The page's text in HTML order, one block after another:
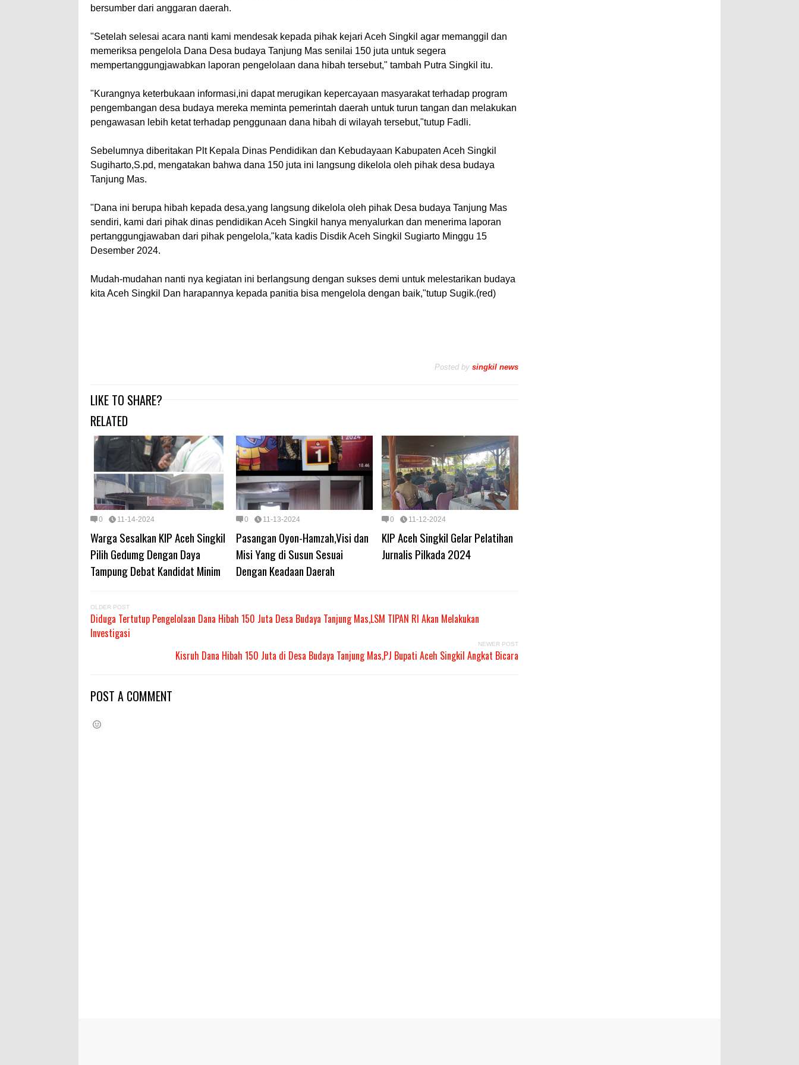
bersumber dari anggaran daerah.
"Setelah selesai acara nanti kami mendesak kepada pihak kejari Aceh Singkil agar memanggil dan
memeriksa pengelola Dana Desa budaya Tanjung Mas senilai 150 juta untuk segera
mempertanggungjawabkan laporan pengelolaan dana hibah tersebut," tambah Putra Singkil itu.
"Kurangnya keterbukaan informasi,ini dapat merugikan kepercayaan masyarakat terhadap program
pengembangan desa budaya mereka meminta pemerintah daerah untuk turun tangan dan melakukan
pengawasan lebih ketat terhadap penggunaan dana hibah di wilayah tersebut,"tutup Fadli.
Sebelumnya diberitakan Plt Kepala Dinas Pendidikan dan Kebudayaan Kabupaten Aceh Singkil
Sugiharto,S.pd, mengatakan bahwa dana 150 juta ini langsung dikelola oleh pihak desa budaya
Tanjung Mas.
"Dana ini berupa hibah kepada desa,yang langsung dikelola oleh pihak Desa budaya Tanjung Mas
sendiri, kami dari pihak dinas pendidikan Aceh Singkil hanya menyalurkan dan menerima laporan
pertanggungjawaban dari pihak pengelola,"kata kadis Disdik Aceh Singkil Sugiarto Minggu 15
Desember 2024.
Mudah-mudahan nanti nya kegiatan ini berlangsung dengan sukses demi untuk melestarikan budaya
kita Aceh Singkil Dan harapannya kepada panitia bisa mengelola dengan baik,"tutup Sugik.(red)
Posted by singkil news
LIKE TO SHARE?
RELATED
0 11-14-2024
Warga Sesalkan KIP Aceh Singkil
Pilih Gedumg Dengan Daya
Tampung Debat Kandidat Minim
0 11-13-2024
Pasangan Oyon-Hamzah,Visi dan
Misi Yang di Susun Sesuai
Dengan Keadaan Daerah
0 11-12-2024
KIP Aceh Singkil Gelar Pelatihan
Jurnalis Pilkada 2024
OLDER POST
Diduga Tertutup Pengelolaan Dana Hibah 150 Juta Desa Budaya Tanjung Mas,LSM TIPAN RI Akan Melakukan
Investigasi
NEWER POST
Kisruh Dana Hibah 150 Juta di Desa Budaya Tanjung Mas,PJ Bupati Aceh Singkil Angkat Bicara
POST A COMMENT